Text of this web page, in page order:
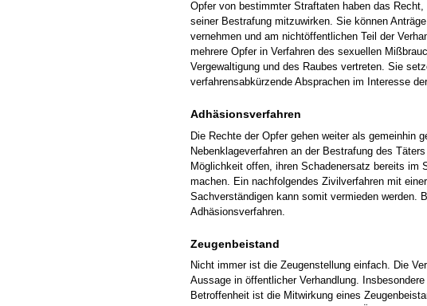
Opfer von bestimmter Straftaten haben das
seiner Bestrafung mitzuwirken. Sie können
vernehmen und am nichtöffentlichen Teil der
mehrere Opfer in Verfahren des sexuellen
Vergewaltigung und des Raubes vertreten. Sie
verfahrensabkürzende Absprachen im Interesse
Adhäsionsverfahren
Die Rechte der Opfer gehen weiter als gemeinhin
Nebenklageverfahren an der Bestrafung des
Möglichkeit offen, ihren Schadenersatz bereits im
machen. Ein nachfolgendes Zivilverfahren mit
Sachverständigen kann somit vermieden werden.
Adhäsionsverfahren.
Zeugenbeistand
Nicht immer ist die Zeugenstellung einfach. Die
Aussage in öffentlicher Verhandlung.
Betroffenheit ist die Mitwirkung eines